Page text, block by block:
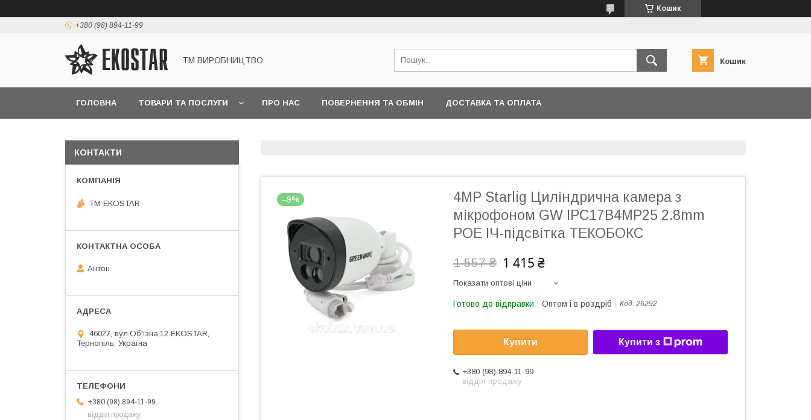
Кошик
+380 (98) 894-11-99
ТМ ВИРОБНИЦТВО Кошик
ГОЛОВНА ТОВАРИ ТА ПОСЛУГИ ПРО НАС ПОВЕРНЕННЯ ТА ОБМІН ДОСТАВКА ТА ОПЛАТА
–9%
4MP Starlig Циліндрична камера з
мікрофоном GW IPC17B4MP25 2.8mm
POE ІЧ-підсвітка ТЕКОБОКС
1 557 ₴ 1 415 ₴
Показати оптові ціни
Готово до відправки Оптом і в роздріб Код: 26292
Купити Купити з
+380 (98) 894-11-99
відділ продажу
КОНТАКТИ
ТМ EKOSTAR
Антон
46027, вул.Об'їзна,12 EKOSTAR,
Тернопіль, Україна
+380 (98) 894-11-99
відділ продажу